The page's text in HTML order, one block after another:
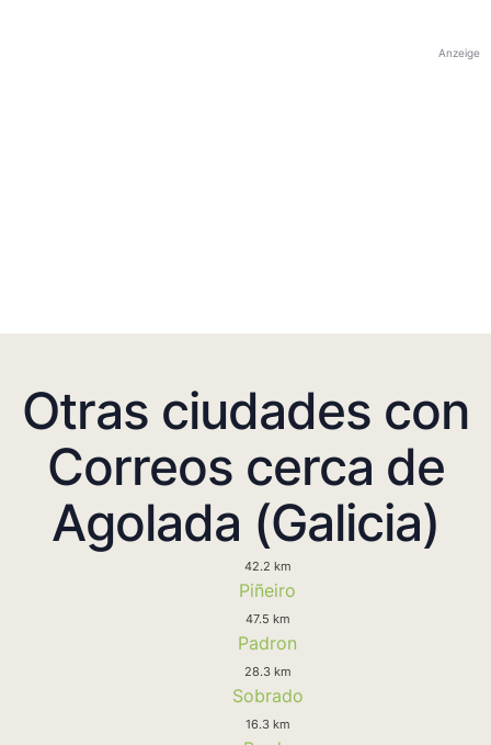
Anzeige
Otras ciudades con
Correos cerca de
Agolada (Galicia)
42.2 km
Piñeiro
47.5 km
Padron
28.3 km
Sobrado
16.3 km